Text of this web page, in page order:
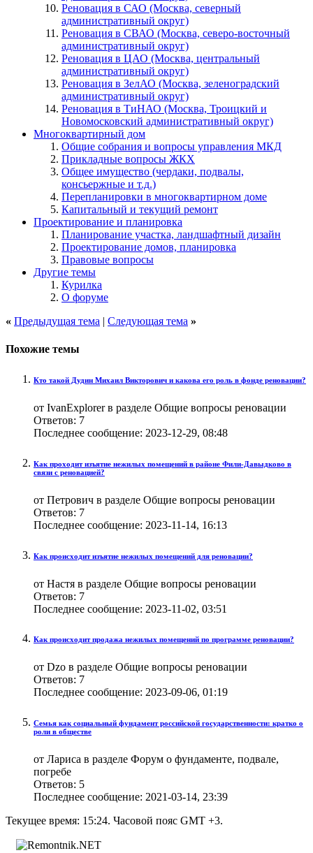
Реновация в САО (Москва, северный
административный округ)
Реновация в СВАО (Москва, северо-восточный
административный округ)
Реновация в ЦАО (Москва, центральный
административный округ)
Реновация в ЗелАО (Москва, зеленоградский
административный округ)
Реновация в ТиНАО (Москва, Троицкий и
Новомосковский административный округ)
Многоквартирный дом
Общие собрания и вопросы управления МКД
Прикладные вопросы ЖКХ
Общее имущество (чердаки, подвалы,
консьержные и т.д.)
Перепланировки в многоквартирном доме
Капитальный и текущий ремонт
Проектирование и планировка
Планирование участка, ландшафтный дизайн
Проектирование домов, планировка
Правовые вопросы
Другие темы
Курилка
О форуме
« Предыдущая тема | Следующая тема »
Похожие темы
Кто такой Дудин Михаил Викторович и какова его роль в фонде реновации?
от IvanExplorer в разделе Общие вопросы реновации
Ответов: 7
Последнее сообщение: 2023-12-29, 08:48
Как проходит изъятие нежилых помещений в районе Фили-Давыдково в
связи с реновацией?
от Петрович в разделе Общие вопросы реновации
Ответов: 7
Последнее сообщение: 2023-11-14, 16:13
Как происходит изъятие нежилых помещений для реновации?
от Настя в разделе Общие вопросы реновации
Ответов: 7
Последнее сообщение: 2023-11-02, 03:51
Как происходит продажа нежилых помещений по программе реновации?
от Dzo в разделе Общие вопросы реновации
Ответов: 7
Последнее сообщение: 2023-09-06, 01:19
Семья как социальный фундамент российской государственности: кратко о
роли в обществе
от Лариса в разделе Форум о фундаменте, подвале,
погребе
Ответов: 5
Последнее сообщение: 2021-03-14, 23:39
Текущее время: 15:24. Часовой пояс GMT +3.